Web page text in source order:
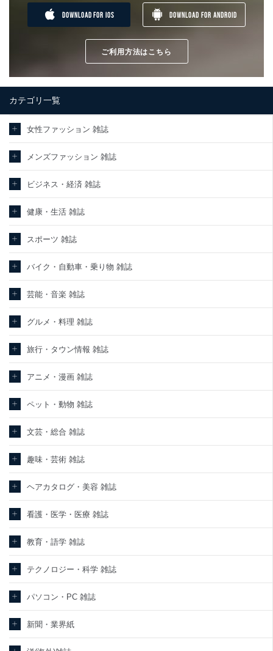
等を導入し、自動更新 機能等の活用により、これを最新状態
としています。
情報システムの使用に伴う漏洩等の防止
メール等により個人データの含まれるファイルを送信する場合
当社は、内部監査及びマネジメントレビューの機会を通じて、個人
情報保護マネジメントシステムを継続的に改善し、常に最良の状態
を維持します。
苦情及び相談受付け窓口
適切、かつ迅速に対応させていただきます。
株式会社富士山マガジンサービス 個人情報問い合わせ係
e-mail：cs@fujisan.co.jp
制定：2005年4月1日
株式会社富士山マガジンサービス
代表取締役会長 西野 伸一郎
１．個人情報保護管理者
当社は以下の個人情報保護管理者を設置し、個人情報保護管理者の
責任のもと、個人情報を取得・アクセス・利用・提供・管理いたし
ます。
株式会社富士山マガジンサービス
代表取締役会長 西野 伸一郎
個人情報保護管理者: 経営管理グループディレクター 前田 嘉也
当社が取り扱う開示対象個人情報の利用目的は次のとおりです。
No 個人情報の種類
1 ス等をご利用の方の個
人情報
購入商品の配送のため
歴や購買履歴等の情報を分析して、趣
味・嗜好に
当社にお問合わせいた
だいた方の個人情報
レーター教育など応対品質向上のため
DOWNLOAD FOR IOS DOWNLOAD FOR ANDROID
ご利用方法はこちら
カテゴリ一覧
女性ファッション 雑誌
メンズファッション 雑誌
ビジネス・経済 雑誌
健康・生活 雑誌
スポーツ 雑誌
バイク・自動車・乗り物 雑誌
芸能・音楽 雑誌
グルメ・料理 雑誌
旅行・タウン情報 雑誌
アニメ・漫画 雑誌
ペット・動物 雑誌
文芸・総合 雑誌
趣味・芸術 雑誌
ヘアカタログ・美容 雑誌
看護・医学・医療 雑誌
教育・語学 雑誌
テクノロジー・科学 雑誌
パソコン・PC 雑誌
新聞・業界紙